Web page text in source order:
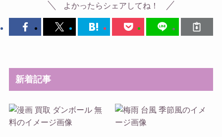
よかったらシェアしてね！
新着記事